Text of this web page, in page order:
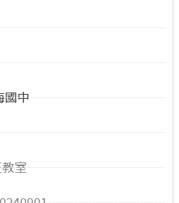
國中
室